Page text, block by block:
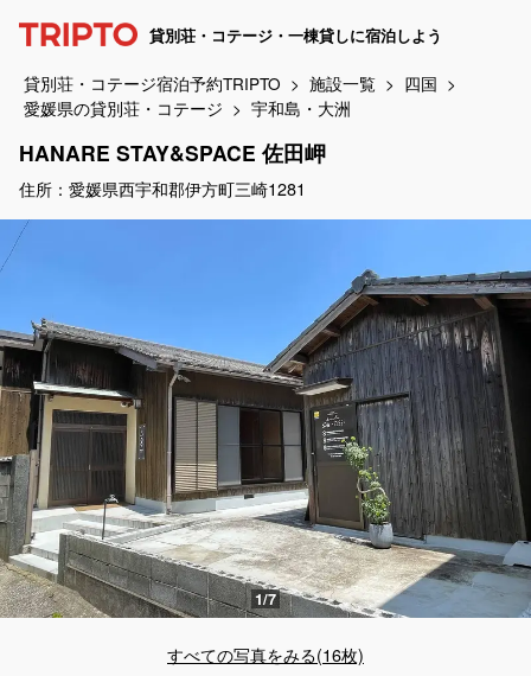
貸別荘・コテージ・一棟貸しに宿泊しよう
貸別荘・コテージ宿泊予約TRIPTO 施設一覧
四国
愛媛県の貸別荘・コテージ
宇和島・大洲
HANARE STAY&SPACE 佐田岬
住所：愛媛県西宇和郡伊方町三崎1281
すべての写真をみる(16枚)